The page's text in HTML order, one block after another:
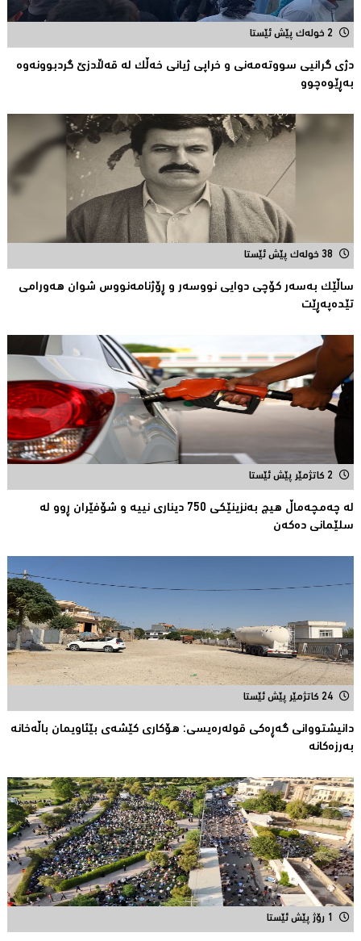
2 خولەک پێش ئێستا
دژی گرانیی سووتەمەنی و خراپی ژیانی خەڵك لە قەڵادزێ‌ گردبوونەوە
بەڕێوەچوو
38 خولەک پێش ئێستا
ساڵێك بەسەر كۆچی دوایی نووسەر و ڕۆژنامەنووس شوان هەورامی
تێدەپەڕێت
2 کاتژمێر پێش ئێستا
لە چەمچەماڵ هیچ بەنزینێکى 750 دیناری نییە و شۆفێران ڕوو لە
سلێمانى دەکەن
24 کاتژمێر پێش ئێستا
دانیشتووانى گەڕەكی قولەرەیسی: هۆکارى کێشەى بێئاویمان باڵەخانە
بەرزەكانە
1 رۆژ پێش ئێستا